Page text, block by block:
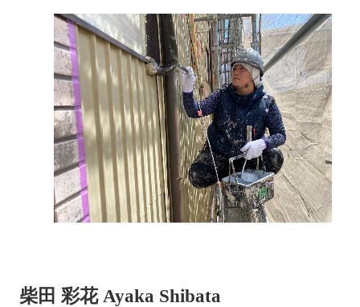
柴田 彩花 Ayaka Shibata